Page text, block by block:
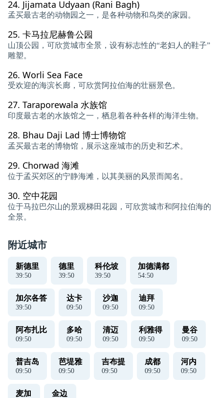
24. Jijamata Udyaan (Rani Bagh)
孟买最古老的动物园之一，是各种动物和鸟类的家园。
25. 卡马拉尼赫鲁公园
山顶公园，可欣赏城市全景，设有标志性的“老妇人的鞋子”
雕塑。
26. Worli Sea Face
受欢迎的海滨长廊，可欣赏阿拉伯海的壮丽景色。
27. Taraporewala 水族馆
印度最古老的水族馆之一，栖息着各种各样的海洋生物。
28. Bhau Daji Lad 博士博物馆
孟买最古老的博物馆，展示这座城市的历史和艺术。
29. Chorwad 海滩
位于孟买郊区的宁静海滩，以其美丽的风景而闻名。
30. 空中花园
位于马拉巴尔山的景观梯田花园，可欣赏城市和阿拉伯海的
全景。
附近城市
新德里
39:50
德里
39:50
科伦坡
39:50
加德满都
54:50
加尔各答
39:50
达卡
09:50
沙迦
09:50
迪拜
09:50
阿布扎比
09:50
多哈
09:50
清迈
09:50
利雅得
09:50
曼谷
09:50
普吉岛
09:50
芭堤雅
09:50
吉布提
09:50
成都
09:50
河内
09:50
麦加 金边